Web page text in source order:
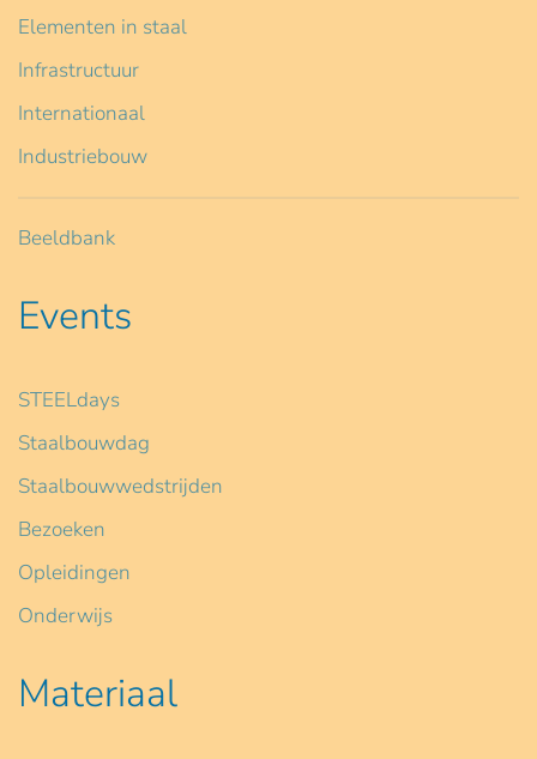
Elementen in staal
Infrastructuur
Internationaal
Industriebouw
Beeldbank
Events
STEELdays
Staalbouwdag
Staalbouwwedstrijden
Bezoeken
Opleidingen
Onderwijs
Materiaal